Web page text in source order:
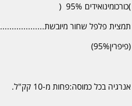
)כורכומינואידים 95% (
תמצית פלפל שחור מיובשת...................2.5 מ"ג
(פיפרין95%)
אנרגיה בכל כמוסה:פחות מ-10 קק"ל.